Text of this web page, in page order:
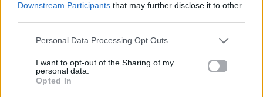
Downstream Participants that may further disclose it to other
Personal Data Processing Opt Outs
I want to opt-out of the Sharing of my
personal data.
Opted In